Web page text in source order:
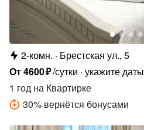
2-комн.
Брестская ул., 5
От4600₽/сутки укажите даты
1 год на Квартирке
30% вернётся бонусами